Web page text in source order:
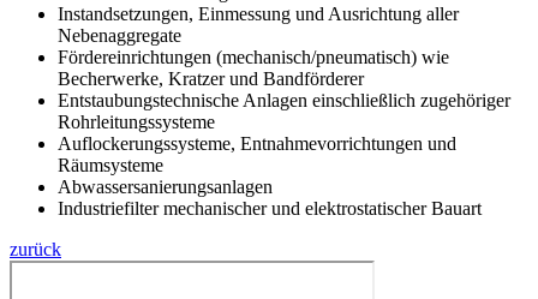
Instandsetzungen, Einmessung und Ausrichtung aller
Nebenaggregate
Fördereinrichtungen (mechanisch/pneumatisch) wie
Becherwerke, Kratzer und Bandförderer
Entstaubungstechnische Anlagen einschließlich zugehöriger
Rohrleitungssysteme
Auflockerungssysteme, Entnahmevorrichtungen und
Räumsysteme
Abwassersanierungsanlagen
Industriefilter mechanischer und elektrostatischer Bauart
zurück